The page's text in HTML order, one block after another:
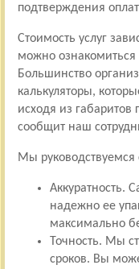
подтверждения
Стоимость услуг
можно
Большинство
калькуляторы,
исходя из габаритов
сообщит наш
Мы
Аккуратность.
надежно ее
максимально
Точность. Мы
сроков. Вы